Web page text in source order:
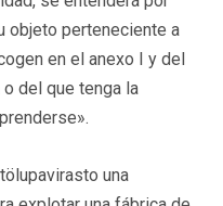
objeto perteneciente a
en el anexo I y del
del que tenga la
una